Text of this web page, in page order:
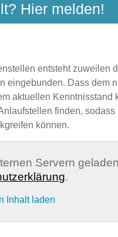
Hier melden!
entsteht zuweilen
eingebunden. Dass dem
aktuellen Kenntnisstand
finden,
können.
Servern
.
Inhalt laden